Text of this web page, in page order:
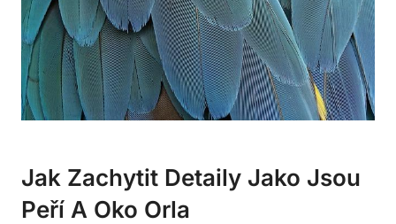
Jak Zachytit Detaily Jako Jsou
Peří A Oko Orla